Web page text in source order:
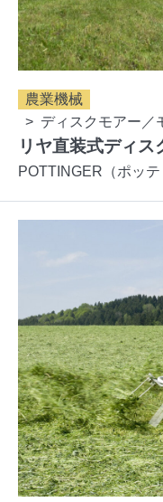
農業機械
ディスクモアー／
リヤ直装式ディ
POTTINGER（ポッテ